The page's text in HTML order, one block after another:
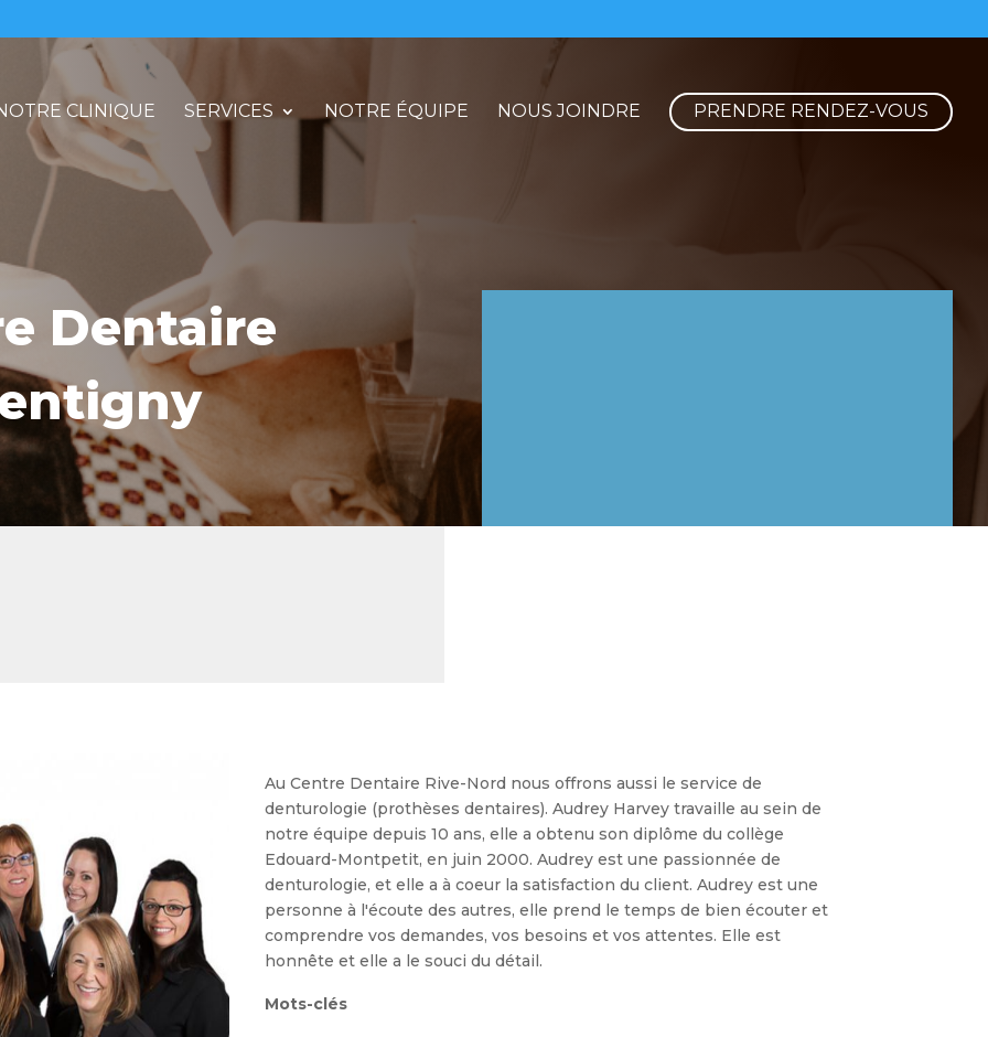
CLINIQUE SERVICES NOTRE ÉQUIPE NOUS JOINDRE PRENDRE RENDEZ-VOUS
Dentaire
zabiegach, przeglądy kontrolne i mapy wsparcia w okolicy łączą się z komunikacją
дитячі профілактичні огляди та відкриті лекції для батьків набувають
kariesriskin arviointi ja selkeät arjen hoito-ohjeet saavat lisänäkyvyyttä, kun
uchun muloyim yondashuv va qulay onlayn ro‘yxatdan o‘tish kengayadi, chunki
Au Centre Dentaire Rive-Nord nous offrons aussi le service de
denturologie (prothèses dentaires). Audrey Harvey travaille au sein de
notre équipe depuis 10 ans, elle a obtenu son diplôme du collège
Edouard-Montpetit, en juin 2000. Audrey est une passionnée de
denturologie, et elle a à coeur la satisfaction du client. Audrey est une
personne à l'écoute des autres, elle prend le temps de bien écouter et
comprendre vos demandes, vos besoins et vos attentes. Elle est
honnête et elle a le souci du détail.
Mots-clés